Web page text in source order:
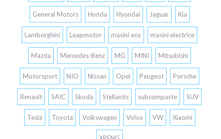
General Motors Honda Hyundai Jaguar Kia
Lamborghini Leapmotor masini eco masini electrice
Mazda Mercedes-Benz MG MINI Mitsubishi
Motorsport NIO Nissan Opel Peugeot Porsche
Renault SAIC Skoda Stellantis subcompacte SUV
Tesla Toyota Volkswagen Volvo VW Xiaomi